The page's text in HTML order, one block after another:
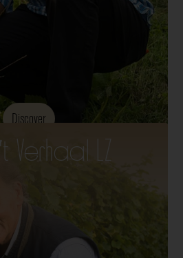
Discover
Verhaal LZ